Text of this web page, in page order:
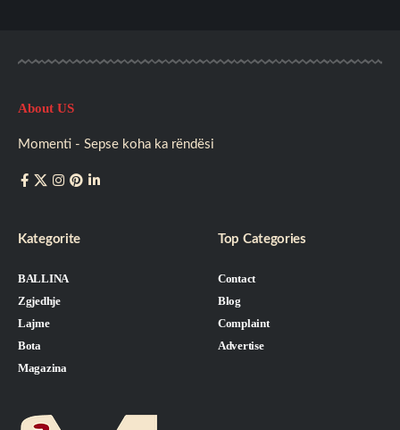
About US
Momenti - Sepse koha ka rëndësi
Kategorite
BALLINA
Zgjedhje
Lajme
Bota
Magazina
Top Categories
Contact
Blog
Complaint
Advertise